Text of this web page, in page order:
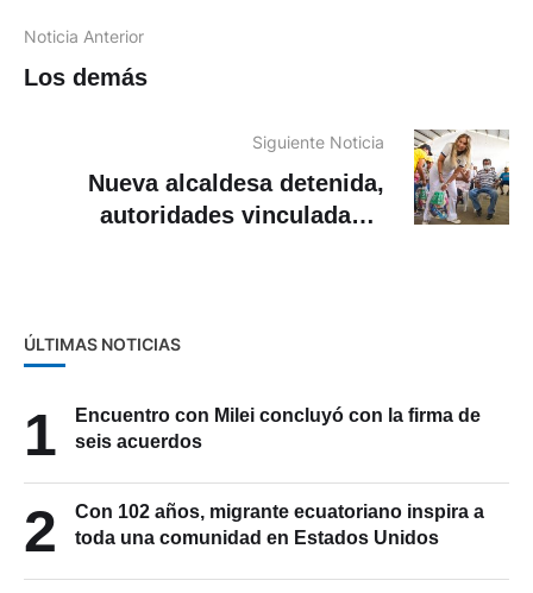
Noticia Anterior
Los demás
Siguiente Noticia
Nueva alcaldesa detenida,
autoridades vinculadas a
ÚLTIMAS NOTICIAS
1
Encuentro con Milei concluyó con la firma de
seis acuerdos
2
Con 102 años, migrante ecuatoriano inspira a
toda una comunidad en Estados Unidos